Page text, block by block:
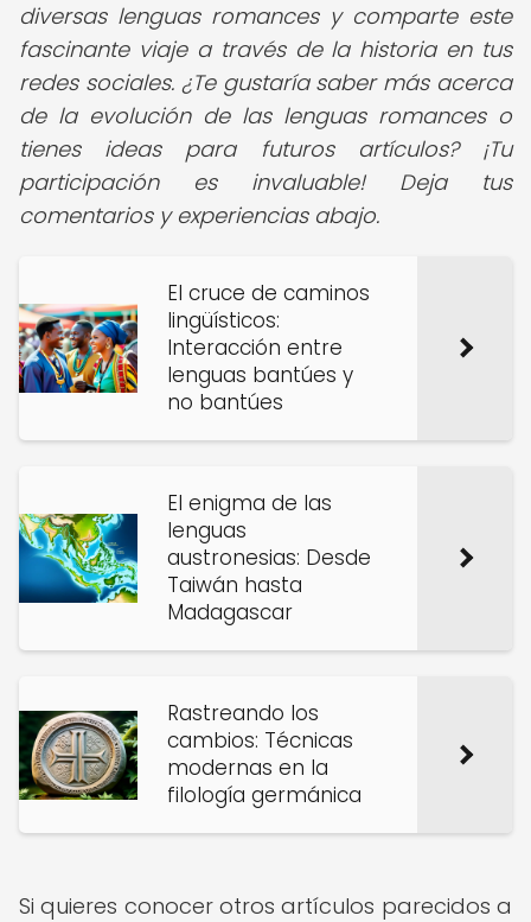
diversas lenguas romances y comparte este
fascinante viaje a través de la historia en tus
redes sociales. ¿Te gustaría saber más acerca
de la evolución de las lenguas romances o
tienes ideas para futuros artículos? ¡Tu
participación es invaluable! Deja tus
comentarios y experiencias abajo.
El cruce de caminos
lingüísticos:
Interacción entre
lenguas bantúes y
no bantúes
El enigma de las
lenguas
austronesias: Desde
Taiwán hasta
Madagascar
Rastreando los
cambios: Técnicas
modernas en la
filología germánica
Si quieres conocer otros artículos parecidos a